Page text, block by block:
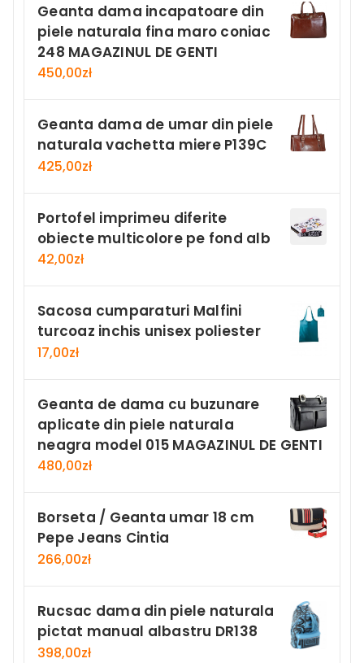
Geanta dama incapatoare din
piele naturala fina maro coniac
248 MAGAZINUL DE GENTI
450,00zł
Geanta dama de umar din piele
naturala vachetta miere P139C
425,00zł
Portofel imprimeu diferite
obiecte multicolore pe fond alb
42,00zł
Sacosa cumparaturi Malfini
turcoaz inchis unisex poliester
17,00zł
Geanta de dama cu buzunare
aplicate din piele naturala
neagra model 015 MAGAZINUL DE GENTI
480,00zł
Borseta / Geanta umar 18 cm
Pepe Jeans Cintia
266,00zł
Rucsac dama din piele naturala
pictat manual albastru DR138
398,00zł